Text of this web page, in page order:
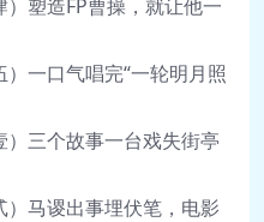
塑造FP曹操，就让他一
一口气唱完“一轮明月照
三个故事一台戏失街亭
马谡出事埋伏笔，电影